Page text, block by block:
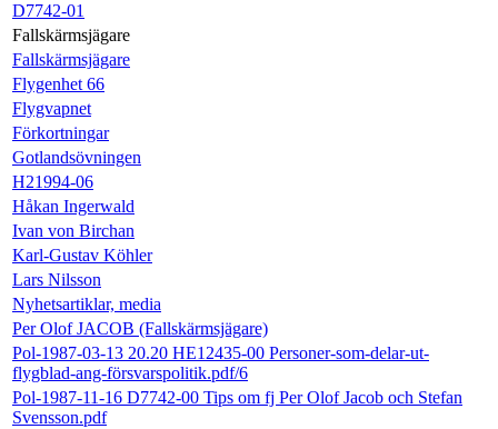
D7742-01
Fallskärmsjägare
Fallskärmsjägare
Flygenhet 66
Flygvapnet
Förkortningar
Gotlandsövningen
H21994-06
Håkan Ingerwald
Ivan von Birchan
Karl-Gustav Köhler
Lars Nilsson
Nyhetsartiklar, media
Per Olof JACOB (Fallskärmsjägare)
Pol-1987-03-13 20.20 HE12435-00 Personer-som-delar-ut-
flygblad-ang-försvarspolitik.pdf/6
Pol-1987-11-16 D7742-00 Tips om fj Per Olof Jacob och Stefan
Svensson.pdf